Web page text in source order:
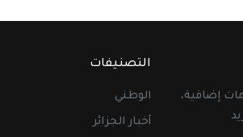
إضافية،
التصنيفات
الوطني
أخبار الجزائر